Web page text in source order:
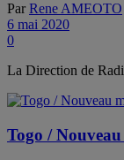
Par Rene AMEOTO
6 mai 2020
0
La Direction de
Togo /